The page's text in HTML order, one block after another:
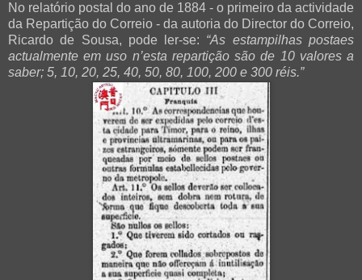
No relatório postal do ano de 1884 - o primeiro da actividade
da Repartição do Correio - da autoria do Director do Correio,
Ricardo de Sousa, pode ler-se: “As estampilhas postaes
actualmente em uso n’esta repartição são de 10 valores a
saber; 5, 10, 20, 25, 40, 50, 80, 100, 200 e 300 réis.”